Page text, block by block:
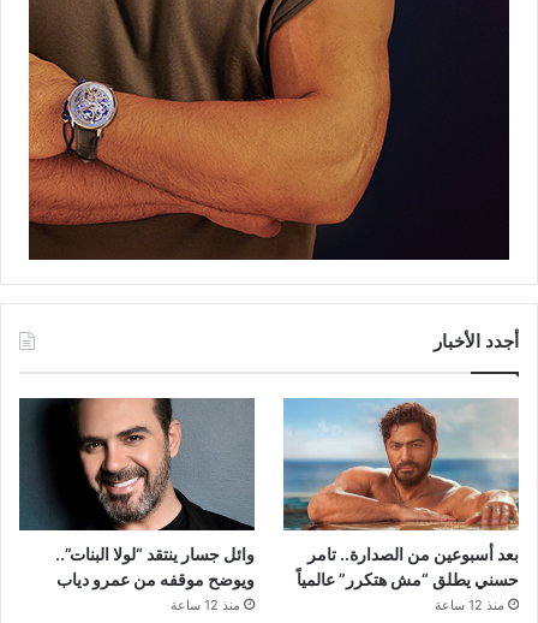
أجدد الأخبار
بعد أسبوعين من الصدارة.. تامر
حسني يطلق “مش هتكرر” عالمياً
منذ 12 ساعة
وائل جسار ينتقد “لولا البنات”..
ويوضح موقفه من عمرو دياب
منذ 12 ساعة